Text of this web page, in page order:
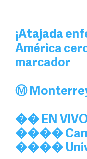
¡Atajada
América
marcador
Ⓜ️
�� EN
����
����